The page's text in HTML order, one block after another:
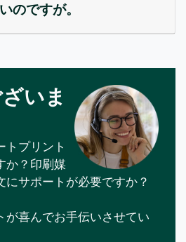
のですが。
いま
トプリント
か？印刷媒
にサポートが必要ですか？
が喜んでお手伝いさせてい